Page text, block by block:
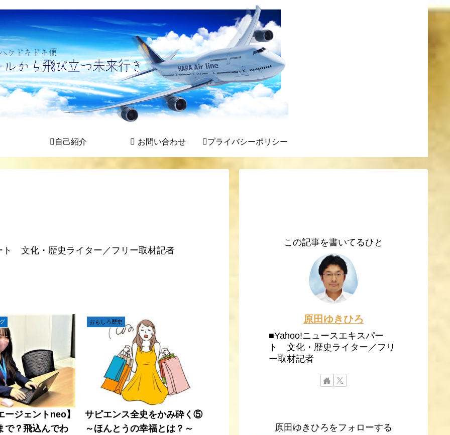
自己紹介 お問い合わせ プライバシーポリシー
ト 文化・歴史ライター／フリー取材記者
ージェントneo】
で？飛込んでわ
おもしろ歴史
サピエンス全史をかみ砕く⑤
～ほんとうの幸福とは？～
この記事を書いてるひと
原田ゆきひろ
■Yahoo!ニュースエキスパー
ト 文化・歴史ライター／フリ
ー取材記者
原田ゆきひろをフォローする